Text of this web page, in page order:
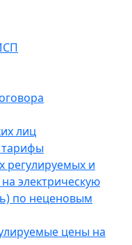
лиц
тарифы
регулируемых и
электрическую
по неценовым
цены на